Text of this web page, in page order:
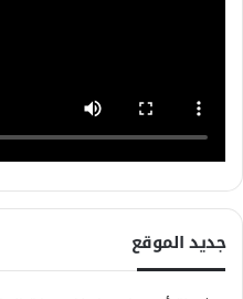
جديد الموقع